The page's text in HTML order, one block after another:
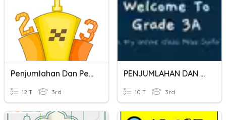
Penjumlahan Dan Pengurangan
12 T 3rd
PENJUMLAHAN DAN PENGURANGAN
10 T 3rd